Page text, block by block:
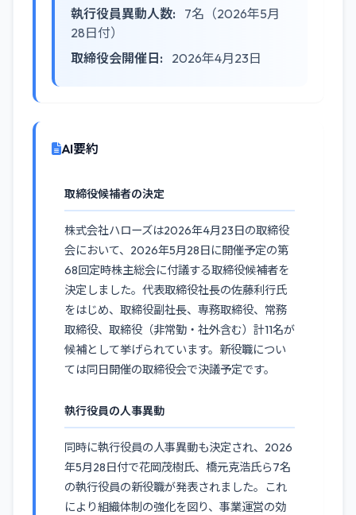
執行役員異動人数:
7名（2026年5月
28日付）
取締役会開催日:
2026年4月23日
AI要約
取締役候補者の決定
株式会社ハローズは2026年4月23日の取締役
会において、2026年5月28日に開催予定の第
68回定時株主総会に付議する取締役候補者を
決定しました。代表取締役社長の佐藤利行氏
をはじめ、取締役副社長、専務取締役、常務
取締役、取締役（非常勤・社外含む）計11名が
候補として挙げられています。新役職につい
ては同日開催の取締役会で決議予定です。
執行役員の人事異動
同時に執行役員の人事異動も決定され、2026
年5月28日付で花岡茂樹氏、橋元克浩氏ら7名
の執行役員の新役職が発表されました。これ
により組織体制の強化を図り、事業運営の効